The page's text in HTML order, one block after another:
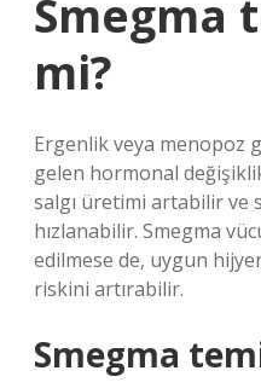
Smegma
mi?
Ergenlik veya menopoz
gelen hormonal
salgı üretimi artabilir ve
hızlanabilir. Smegma
edilmese de, uygun
riskini artırabilir.
Smegma